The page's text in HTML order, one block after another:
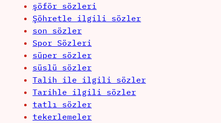
şöför sözleri
Şöhretle ilgili sözler
son sözler
Spor Sözleri
süper sözler
süslü sözler
Talih ile ilgili sözler
Tarihle ilgili sözler
tatlı sözler
tekerlemeler